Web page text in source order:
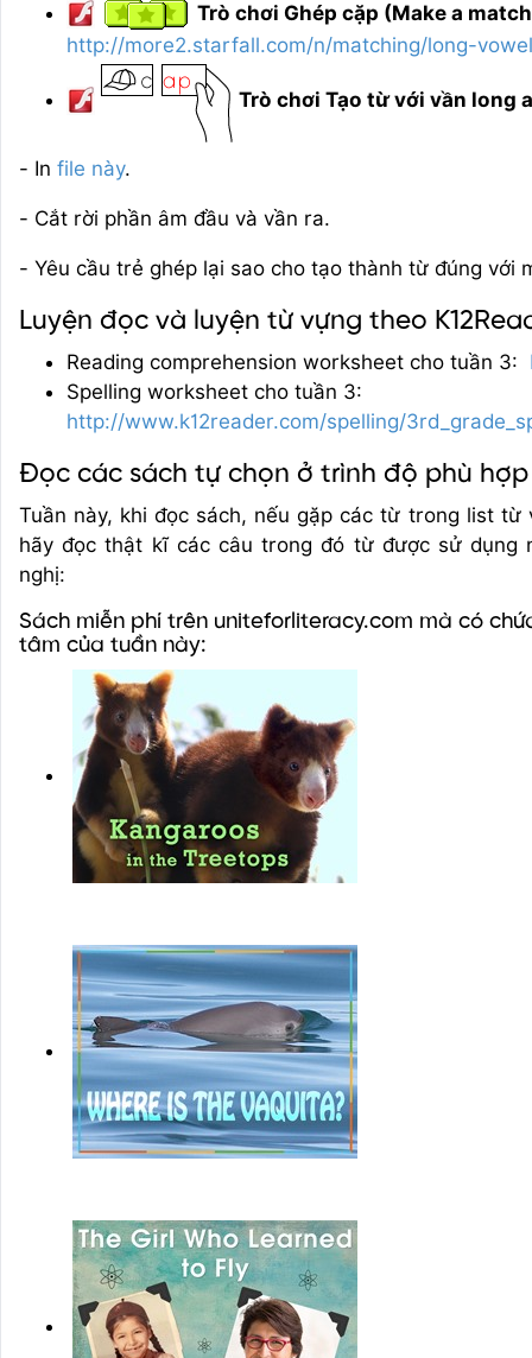
Trò chơi Ghép cặp (Make a
http://more2.starfall.com/n/matching/long-
Trò chơi Tạo từ với vần long
- In file này.
- Cắt rời phần âm đầu và vần ra.
- Yêu cầu trẻ ghép lại sao cho tạo thành từ đúng với
Luyện đọc và luyện từ vựng theo
Reading comprehension worksheet cho tuần 3:
Spelling worksheet cho tuần 3:
http://www.k12reader.com/spelling/
Đọc các sách tự chọn ở trình độ phù hợp
Tuần này, khi đọc sách, nếu gặp các từ trong list từ
hãy đọc thật kĩ các câu trong đó từ được sử dụng
nghị:
Sách miễn phí trên uniteforliteracy.com mà có
tâm của tuần này: